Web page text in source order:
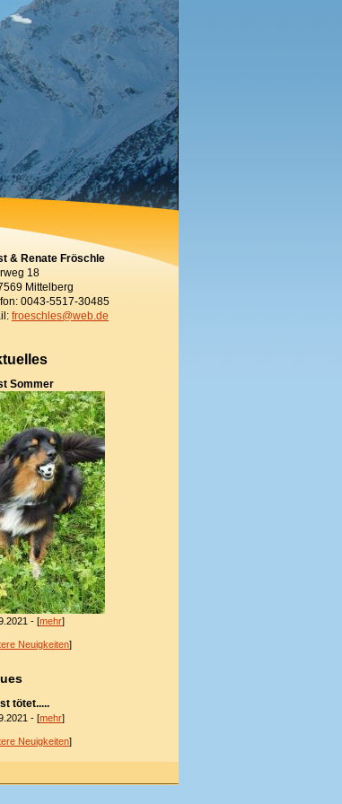
& Renate Fröschle
18
Mittelberg
0043-5517-30485
froeschles@web.de
Sommer
- [mehr]
Neuigkeiten]
tötet.....
- [mehr]
Neuigkeiten]